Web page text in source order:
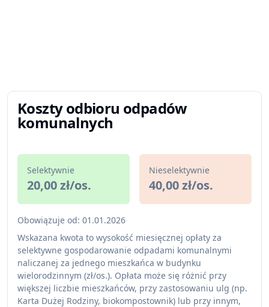
Koszty odbioru odpadów
komunalnych
Selektywnie
20,00 zł/os.
Nieselektywnie
40,00 zł/os.
Obowiązuje od: 01.01.2026
Wskazana kwota to wysokość miesięcznej opłaty za
selektywne gospodarowanie odpadami komunalnymi
naliczanej za jednego mieszkańca w budynku
wielorodzinnym (zł/os.). Opłata może się różnić przy
większej liczbie mieszkańców, przy zastosowaniu ulg (np.
Karta Dużej Rodziny, biokompostownik) lub przy innym,